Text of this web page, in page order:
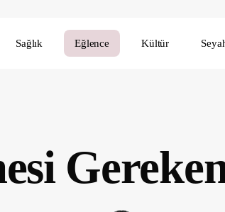
Sağlık Eğlence Kültür